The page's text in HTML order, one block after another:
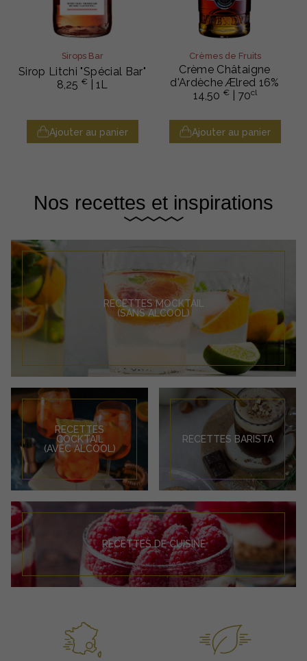
Sirops Bar
Sirop Litchi "Spécial Bar"
8,25 € | 1L
Ajouter au panier
Crèmes de Fruits
Crème Châtaigne
d'Ardèche Ælred 16%
14,50 € | 70cl
Ajouter au panier
Nos recettes et inspirations
RECETTES MOCKTAIL
(SANS ALCOOL)
RECETTES
COCKTAIL
(AVEC ALCOOL)
RECETTES BARISTA
RECETTES DE CUISINE